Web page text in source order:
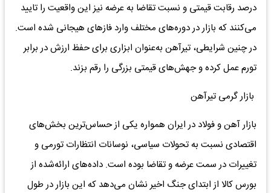
درصد رقابت قیمتی و نسبت تقاضا به عرضه نیز این واقعیت را تایید
می‌کنند که بازار در دوره‌های مختلف وارد فازهای هیجانی شده است.
در چنین شرایطی، تیرآهن به‌عنوان ابزاری برای حفظ ارزش در برابر
تورم عمل کرده و جهش‌های قیمتی بزرگی را رقم بزند.
بازار گرمی تیرآهن
بازار آهن و فولاد در ایران همواره یکی از حساس‌ترین بخش‌های
اقتصادی نسبت به تحولات سیاسی، نوسانات انتظارات تورمی و
تغییرات در سمت عرضه و تقاضا بوده است. داده‌های ارائه‌شده از
بورس کالا از ابتدای جنگ اخیر نشان می‌دهد که این بازار در طول